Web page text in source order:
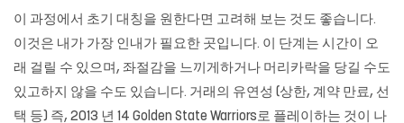
이 과정에서 초기 대칭을 원한다면 고려해 보는 것도 좋습니다.
이것은 내가 가장 인내가 필요한 곳입니다. 이 단계는 시간이 오
래 걸릴 수 있으며, 좌절감을 느끼게하거나 머리카락을 당길 수도
있고하지 않을 수도 있습니다. 거래의 유연성 (상한, 계약 만료, 선
택 등) 즉, 2013 년 14 Golden State Warriors로 플레이하는 것이 나